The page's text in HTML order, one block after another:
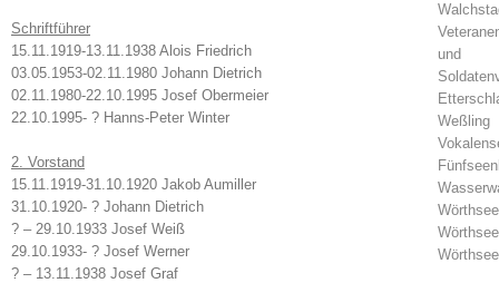
Schriftführer
15.11.1919-13.11.1938 Alois Friedrich
03.05.1953-02.11.1980 Johann Dietrich
02.11.1980-22.10.1995 Josef Obermeier
22.10.1995- ? Hanns-Peter Winter
2. Vorstand
15.11.1919-31.10.1920 Jakob Aumiller
31.10.1920- ? Johann Dietrich
? – 29.10.1933 Josef Weiß
29.10.1933- ? Josef Werner
? – 13.11.1938 Josef Graf
und
Weßling
Wörthsee